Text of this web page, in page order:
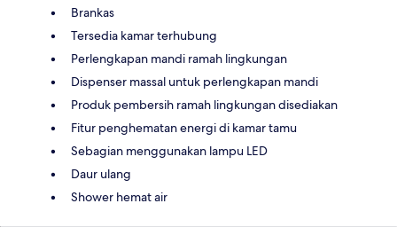
Brankas
Tersedia kamar terhubung
Perlengkapan mandi ramah lingkungan
Dispenser massal untuk perlengkapan mandi
Produk pembersih ramah lingkungan disediakan
Fitur penghematan energi di kamar tamu
Sebagian menggunakan lampu LED
Daur ulang
Shower hemat air